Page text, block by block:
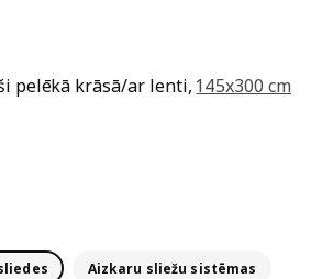
pelēkā krāsā/ar lenti, 145x300 cm
Aizkaru sliežu sistēmas